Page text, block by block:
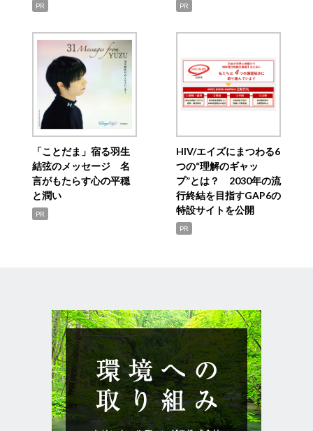
PR PR
「ことだま」宿る羽生
結弦のメッセージ 名
言がもたらす心の平穏
と潤い
PR
HIV/エイズにまつわる6
つの“理解のギャッ
プ”とは？ 2030年の流
行終結を目指すGAP6の
特設サイトを公開
PR